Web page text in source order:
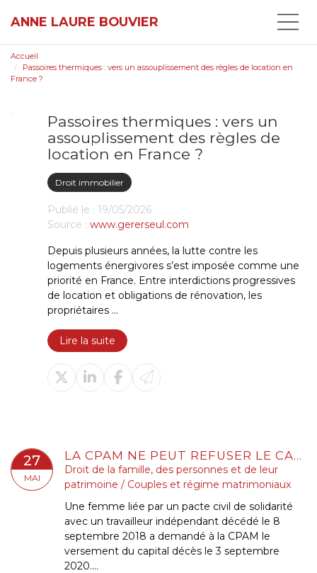
ANNE LAURE BOUVIER
Accueil
Passoires thermiques : vers un assouplissement des règles de location en
France ?
Passoires thermiques : vers un
assouplissement des règles de
location en France ?
Publié le : 19/05/2026
Droit immobilier
Source : www.gererseul.com
Depuis plusieurs années, la lutte contre les
logements énergivores s’est imposée comme une
priorité en France. Entre interdictions progressives
de location et obligations de rénovation, les
propriétaires ...
Lire la suite
LA CPAM NE PEUT REFUSER LE CAPITAL DÉCÈS AU PARTENAIRE DE PACS À CHARGE AU SEUL MOTIF QU’AUCUNE DEMANDE N’A ÉTÉ FAITE DANS LE DÉLAI D’UN MOIS
27
MAI
Droit de la famille, des personnes et de leur
patrimoine / Couples et régime matrimoniaux
Une femme liée par un pacte civil de solidarité
avec un travailleur indépendant décédé le 8
septembre 2018 a demandé à la CPAM le
versement du capital décès le 3 septembre
2020....